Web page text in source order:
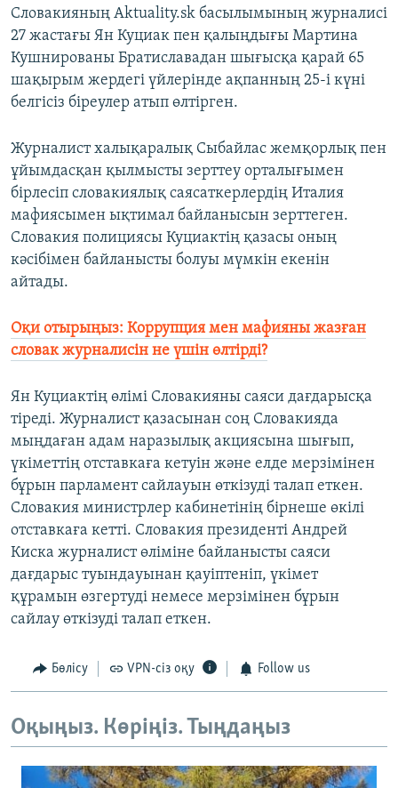
Словакияның Aktuality.sk басылымының журналисі
27 жастағы Ян Куциак пен қалыңдығы Мартина
Кушнированы Братиславадан шығысқа қарай 65
шақырым жердегі үйлерінде ақпанның 25-і күні
белгісіз біреулер атып өлтірген.
Журналист халықаралық Сыбайлас жемқорлық пен
ұйымдасқан қылмысты зерттеу орталығымен
бірлесіп словакиялық саясаткерлердің Италия
мафиясымен ықтимал байланысын зерттеген.
Словакия полициясы Куциактің қазасы оның
кәсібімен байланысты болуы мүмкін екенін
айтады.
Оқи отырыңыз: Коррупция мен мафияны жазған
словак журналисін не үшін өлтірді?
Ян Куциактің өлімі Словакияны саяси дағдарысқа
тіреді. Журналист қазасынан соң Словакияда
мыңдаған адам наразылық акциясына шығып,
үкіметтің отставкаға кетуін және елде мерзімінен
бұрын парламент сайлауын өткізуді талап еткен.
Словакия министрлер кабинетінің бірнеше өкілі
отставкаға кетті. Словакия президенті Андрей
Киска журналист өліміне байланысты саяси
дағдарыс туындауынан қауіптеніп, үкімет
құрамын өзгертуді немесе мерзімінен бұрын
сайлау өткізуді талап еткен.
Бөлісу VPN-сіз оқу Follow us
Оқыңыз. Көріңіз. Тыңдаңыз